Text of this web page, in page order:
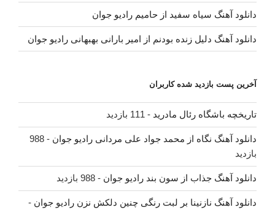
دانلود آهنگ سیاه سفید از حامیم رادیو جوان
دانلود آهنگ دلیل زنده بودنم از امیر بارانی بهبهانی رادیو جوان
آخرین پست بازدید شده کاربران
تاریخچه باشگاه رئال مادرید - 111 بازدید
دانلود آهنگ نگاه از محمد جواد علی مردانی رادیو جوان
- 988
بازدید
دانلود آهنگ جذاب از سون بند رادیو جوان - 988 بازدید
دانلود آهنگ نازنینا بر لبت رنگی چنین دلکش نزن رادیو جوان -